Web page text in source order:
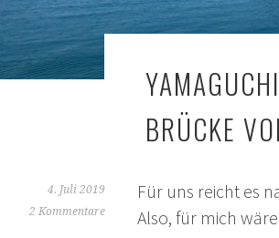
BRÜCKE
4. Juli 2019
2 Kommentare
Für uns reicht es
Also, für mich